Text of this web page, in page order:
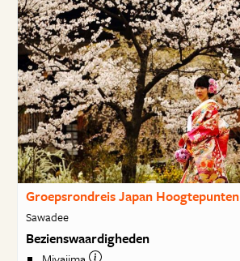
Groepsrondreis Japan Hoogtepunten
Sawadee
Bezienswaardigheden